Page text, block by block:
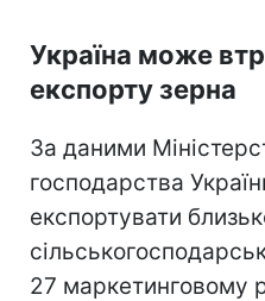
Україна може
експорту зерна
За даними
господарства
експортувати
27 маркетинговому